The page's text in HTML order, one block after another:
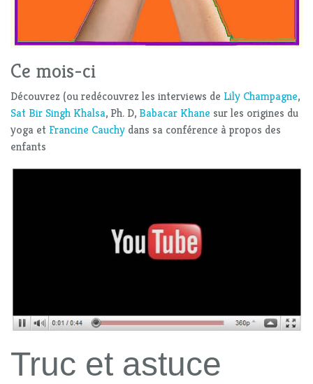
Ce mois-ci
Découvrez (ou redécouvrez les interviews de Lily Champagne,
Sat Bir Singh Khalsa, Ph. D, Babacar Khane sur les origines du
yoga et Francine Cauchy dans sa conférence à propos des
enfants
Truc et astuce